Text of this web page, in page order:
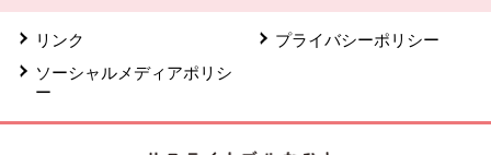
リンク
プライバシーポリシー
ソーシャルメディアポリシ
ー